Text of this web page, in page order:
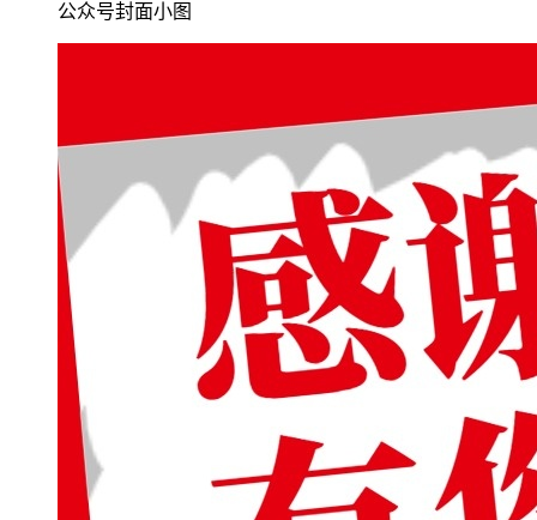
公众号封面小图